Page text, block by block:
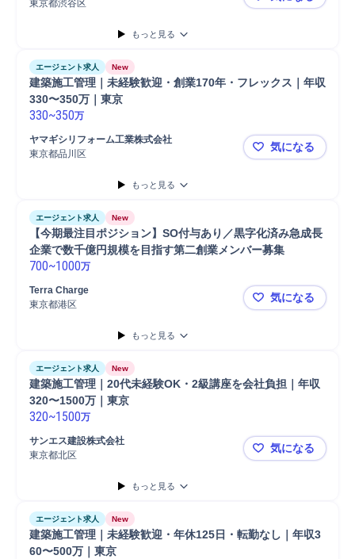
東京都渋谷区
建築施工管
もっと見る
エージェント求人 New
建築施工管理｜未経験歓迎・創業170年・フレックス｜年収
330〜350万｜東京
330~350万
ヤマギシリフォーム工業株式会社
東京都品川区
建築施工管
気になる
もっと見る
エージェント求人 New
【今期最注目ポジション】SO付与あり／黒字化済み急成長
企業で数千億円規模を目指す第二創業メンバー募集
700~1000万
Terra Charge
東京都港区
【今期最注
気になる
もっと見る
エージェント求人 New
建築施工管理｜20代未経験OK・2級講座を会社負担｜年収
320〜1500万｜東京
320~1500万
サンエス建設株式会社
東京都北区
建築施工管
気になる
もっと見る
エージェント求人 New
建築施工管理｜未経験歓迎・年休125日・転勤なし｜年収3
60〜500万｜東京